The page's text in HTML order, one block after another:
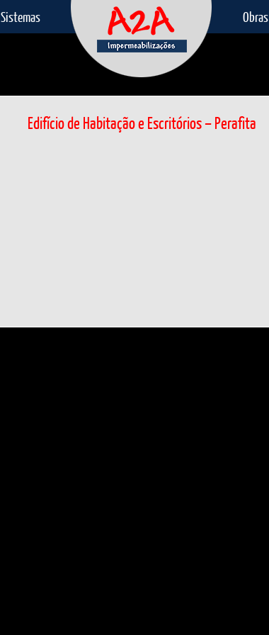
Sistemas Obras
Edifício de Habitação e Escritórios – Perafita